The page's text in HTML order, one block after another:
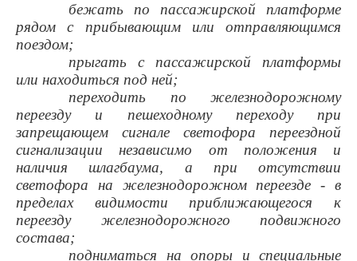
бежать по пассажирской платформе
рядом с прибывающим или отправляющимся
поездом;
прыгать с пассажирской платформы
или находиться под ней;
переходить по железнодорожному
переезду и пешеходному переходу при
запрещающем сигнале светофора переездной
сигнализации независимо от положения и
наличия шлагбаума, а при отсутствии
светофора на железнодорожном переезде - в
пределах видимости приближающегося к
переезду железнодорожного подвижного
состава;
подниматься на опоры и специальные